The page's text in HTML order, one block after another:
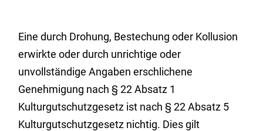
Eine durch Drohung, Bestechung oder Kollusion
erwirkte oder durch unrichtige oder
unvollständige Angaben erschlichene
Genehmigung nach § 22 Absatz 1
Kulturgutschutzgesetz ist nach § 22 Absatz 5
Kulturgutschutzgesetz nichtig. Dies gilt